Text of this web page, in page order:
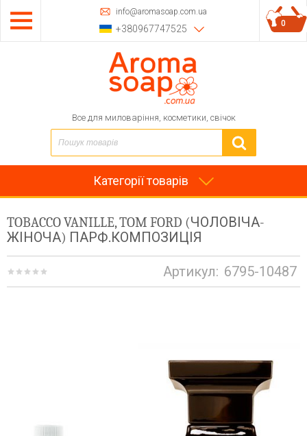
info@aromasoap.com.ua
+380967747525
Все для миловаріння, косметики, свічок
0
Категорії товарів
TOBACCO VANILLE, TOM FORD (ЧОЛОВІЧА-
ЖІНОЧА) ПАРФ.КОМПОЗИЦІЯ
Артикул: 6795-10487